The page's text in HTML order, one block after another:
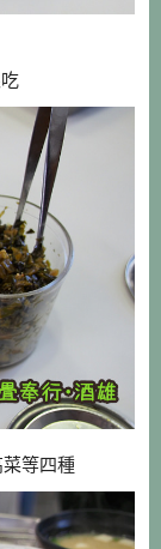
等四種